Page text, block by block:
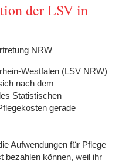
der LSV in
NRW
Westfalen (LSV NRW)
nach dem
Statistischen
gerade
Aufwendungen für Pflege
bezahlen können, weil ihr